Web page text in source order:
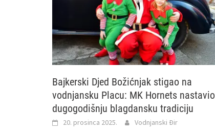
Bajkerski Djed Božićnjak stigao na
vodnjansku Placu: MK Hornets nastavio
dugogodišnju blagdansku tradiciju
20. prosinca 2025. Vodnjanski Đir